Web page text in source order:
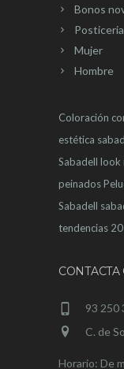
Bonos
Posticeria
Mujer
Hombre
Coloración
estética
Sabadell look
peinados
Sabadell
tendencias
93 250
C. de
Horario: De